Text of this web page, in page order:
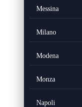
Messina
Milano
Modena
Monza
Napoli